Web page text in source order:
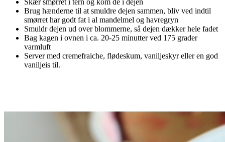
Skær smørret i tern og kom de i dejen
Brug hænderne til at smuldre dejen sammen, bliv ved indtil
smørret har godt fat i al mandelmel og havregryn
Smuldr dejen ud over blommerne, så dejen dækker hele fadet
Bag kagen i ovnen i ca. 20-25 minutter ved 175 grader
varmluft
Server med cremefraiche, flødeskum, vaniljeskyr eller en god
vaniljeis til.